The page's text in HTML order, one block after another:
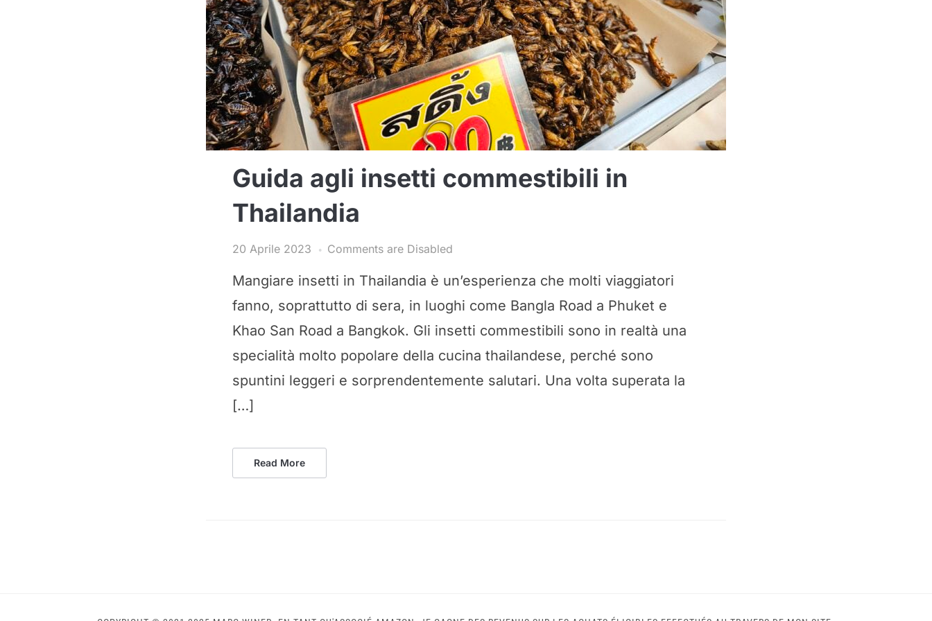
Guida agli insetti commestibili in
Thailandia
20 Aprile 2023 Comments are Disabled
Mangiare insetti in Thailandia è un’esperienza che molti viaggiatori
fanno, soprattutto di sera, in luoghi come Bangla Road a Phuket e
Khao San Road a Bangkok. Gli insetti commestibili sono in realtà una
specialità molto popolare della cucina thailandese, perché sono
spuntini leggeri e sorprendentemente salutari. Una volta superata la
[…]
Read More